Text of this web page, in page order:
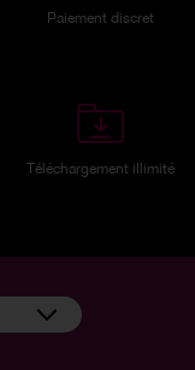
Paiement discret
Téléchargement illimité